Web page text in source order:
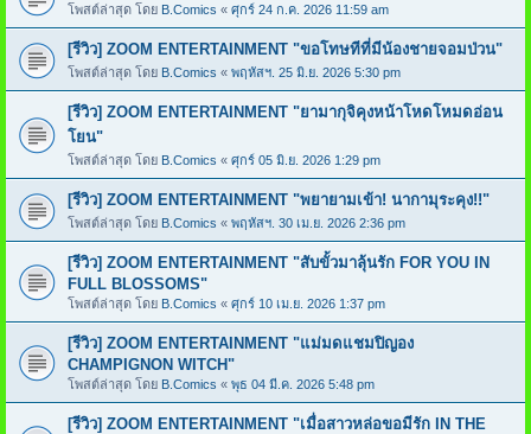
โพสต์ล่าสุด โดย B.Comics « ศุกร์ 24 ก.ค. 2026 11:59 am
[รีวิว] ZOOM ENTERTAINMENT "ขอโทษทีที่มีน้องชายจอมป่วน"
โพสต์ล่าสุด โดย B.Comics « พฤหัสฯ. 25 มิ.ย. 2026 5:30 pm
[รีวิว] ZOOM ENTERTAINMENT "ยามากุจิคุงหน้าโหดโหมดอ่อน
โยน"
โพสต์ล่าสุด โดย B.Comics « ศุกร์ 05 มิ.ย. 2026 1:29 pm
[รีวิว] ZOOM ENTERTAINMENT "พยายามเข้า! นากามุระคุง!!"
โพสต์ล่าสุด โดย B.Comics « พฤหัสฯ. 30 เม.ย. 2026 2:36 pm
[รีวิว] ZOOM ENTERTAINMENT "สับขั้วมาลุ้นรัก FOR YOU IN
FULL BLOSSOMS"
โพสต์ล่าสุด โดย B.Comics « ศุกร์ 10 เม.ย. 2026 1:37 pm
[รีวิว] ZOOM ENTERTAINMENT "แม่มดแชมปิญอง
CHAMPIGNON WITCH"
โพสต์ล่าสุด โดย B.Comics « พุธ 04 มี.ค. 2026 5:48 pm
[รีวิว] ZOOM ENTERTAINMENT "เมื่อสาวหล่อขอมีรัก IN THE